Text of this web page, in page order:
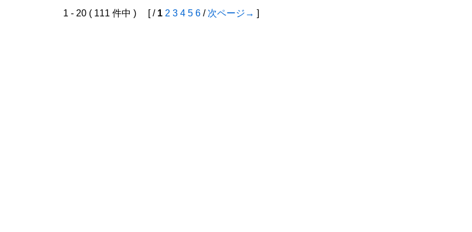
1 - 20 ( 111 件中 ) [ / 1 2 3 4 5 6/ 次ページ→ ]